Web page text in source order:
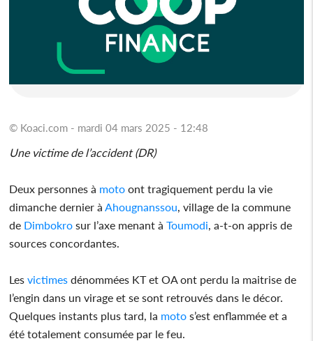
© Koaci.com - mardi 04 mars 2025 - 12:48
Une victime de l’accident (DR)
Deux personnes à moto ont tragiquement perdu la vie
dimanche dernier à Ahougnanssou , village de la commune
de Dimbokro sur l’axe menant àToumodi , a-t-on appris de
sources concordantes.
Lesvictimes dénommées KT et OA ont perdu la maitrise de
l’engin dans un virage et se sont retrouvés dans le décor.
Quelques instants plus tard, la moto s’est enflammée et a
été totalement consumée par le feu.